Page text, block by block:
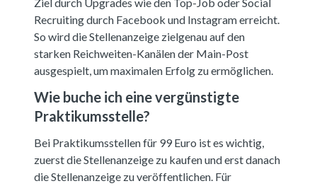
Recruiting durch Facebook und Instagram erreicht.
So wird die Stellenanzeige zielgenau auf den
starken Reichweiten-Kanälen der Main-Post
ausgespielt, um maximalen Erfolg zu ermöglichen.
Wie buche ich eine vergünstigte
Praktikumsstelle?
Bei Praktikumsstellen für 99 Euro ist es wichtig,
zuerst die Stellenanzeige zu kaufen und erst danach
die Stellenanzeige zu veröffentlichen. Für